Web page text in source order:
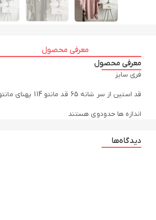
معرفی محصول
معرفی محصول
اندازه ها حدودوی هستند
دیدگاه‌ها